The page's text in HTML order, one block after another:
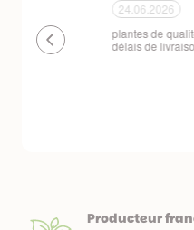
24.06.2026
plantes de qualité
délais de livraison
Producteur